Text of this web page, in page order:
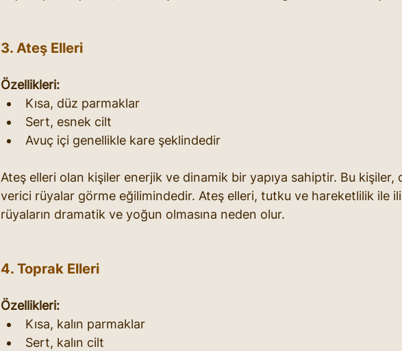
3. Ateş Elleri
Özellikleri:
Kısa, düz parmaklar
Sert, esnek cilt
Avuç içi genellikle kare şeklindedir
Ateş elleri olan kişiler enerjik ve dinamik bir yapıya sahiptir. Bu kişiler,
verici rüyalar görme eğilimindedir. Ateş elleri, tutku ve hareketlilik ile
rüyaların dramatik ve yoğun olmasına neden olur.
4. Toprak Elleri
Özellikleri:
Kısa, kalın parmaklar
Sert, kalın cilt